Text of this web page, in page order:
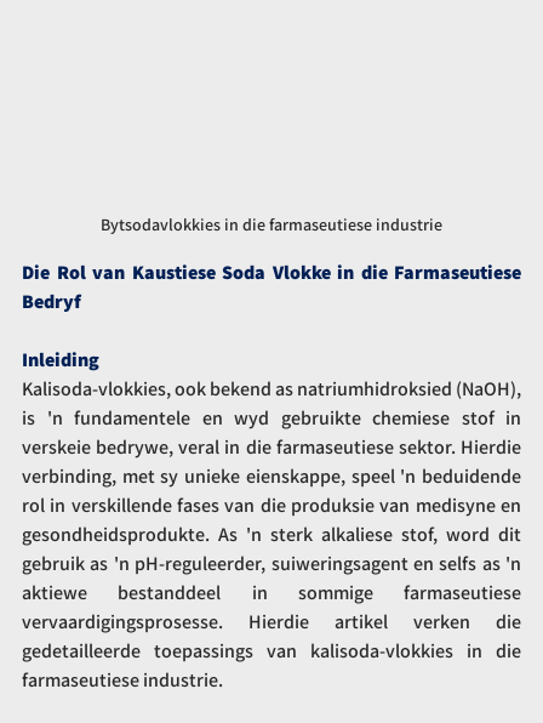
Bytsodavlokkies in die farmaseutiese industrie
Die Rol van Kaustiese Soda Vlokke in die Farmaseutiese
Bedryf
Inleiding
Kalisoda-vlokkies, ook bekend as natriumhidroksied (NaOH),
is 'n fundamentele en wyd gebruikte chemiese stof in
verskeie bedrywe, veral in die farmaseutiese sektor. Hierdie
verbinding, met sy unieke eienskappe, speel 'n beduidende
rol in verskillende fases van die produksie van medisyne en
gesondheidsprodukte. As 'n sterk alkaliese stof, word dit
gebruik as 'n pH-reguleerder, suiweringsagent en selfs as 'n
aktiewe bestanddeel in sommige farmaseutiese
vervaardigingsprosesse. Hierdie artikel verken die
gedetailleerde toepassings van kalisoda-vlokkies in die
farmaseutiese industrie.